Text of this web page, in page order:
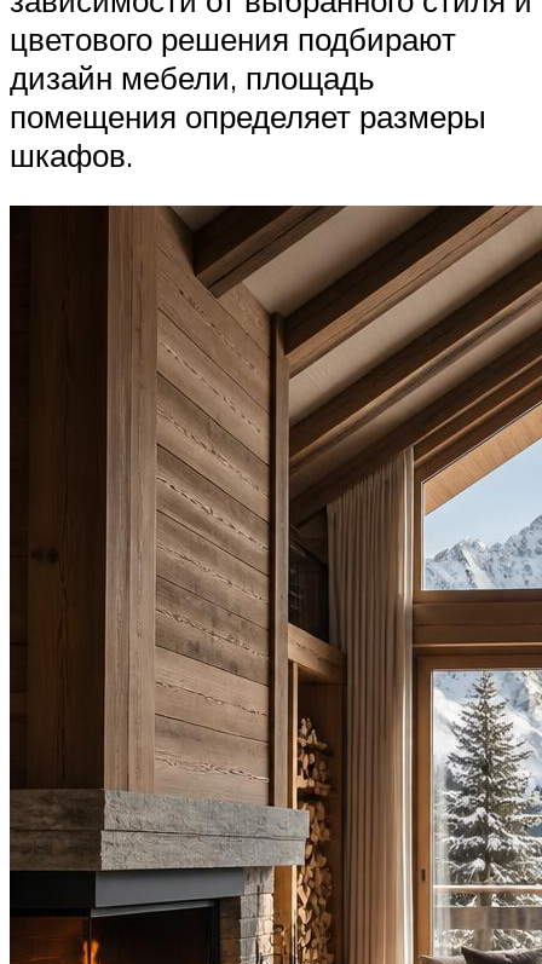
цветового решения подбирают
дизайн мебели, площадь
помещения определяет размеры
шкафов.